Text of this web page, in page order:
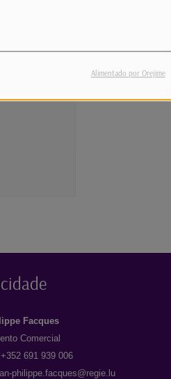
Alimentado por Orejime
que
Facques
Comercial
691 939 006
philippe.facques@regie.lu